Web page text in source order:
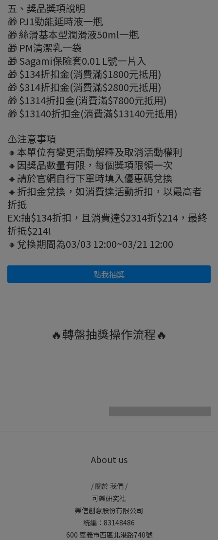
五、獎品獎項說明
🎁 PJ1勁能延時液一瓶
🎁 絲滑基本型潤滑液50ml一瓶
🎁 PM清潔乳一袋
🎁 Sagami保險套0.01 L號一片入
🎁 $134折扣金(消費滿$1800元抵用)
🎁 $314折扣金(消費滿$2800元抵用)
🎁 $1314折扣金(消費滿$7800元抵用)
🎁 $13140折扣金(消費滿$13140元抵用)
⚠️注意事項
🔸本單位有變更活動解釋及取消活動權利
🔸因獎品數量有限，每個獎項限領一次
🔸請於官網自行下單時填入優惠碼兌換
🔸折扣金兌換，如消費達活動折扣，以最高者
折抵
EX:抽$134折扣，且消費達$2314折$214，最終
折抵$214!
🔸兌換期間為03/03 12:00~03/21 12:00
點我抽獎
🔥轉盤抽獎操作流程🔥
About us
/ 關於 我們 /
可樂研究社
樂信創意股份有限公司
統編：83148486
600 嘉義市西區北港路740號